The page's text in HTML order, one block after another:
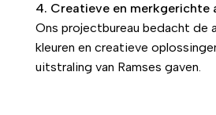
4. Creatieve en merkgerichte
Ons projectbureau bedacht de
kleuren en creatieve
uitstraling van Ramses gaven.